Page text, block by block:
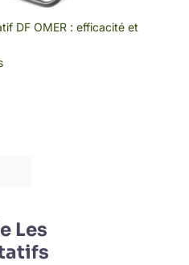
DF OMER : efficacité et
Les